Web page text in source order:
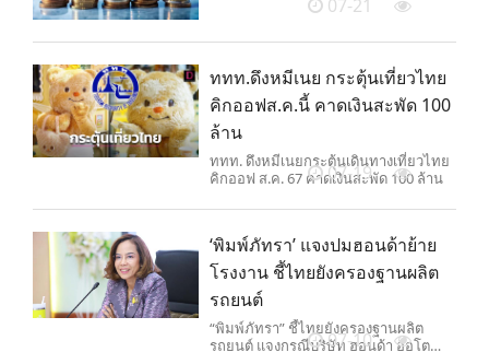
07-21
ททท.ดึงหมีเนย กระตุ้นเที่ยวไทย
คิกออฟส.ค.นี้ คาดเงินสะพัด 100
ล้าน
ททท. ดึงหมีเนยกระตุ้นเดินทางเที่ยวไทย
คิกออฟ ส.ค. 67 คาดเงินสะพัด 100 ล้าน
07-19
‘พิมพ์ภัทรา’ แจงปมฮอนด้าย้าย
โรงงาน ชี้ไทยยังครองฐานผลิต
รถยนต์
“พิมพ์ภัทรา” ชี้ไทยยังครองฐานผลิต
รถยนต์ แจงกรณีบริษัท ฮอนด้า ออโต
07-10